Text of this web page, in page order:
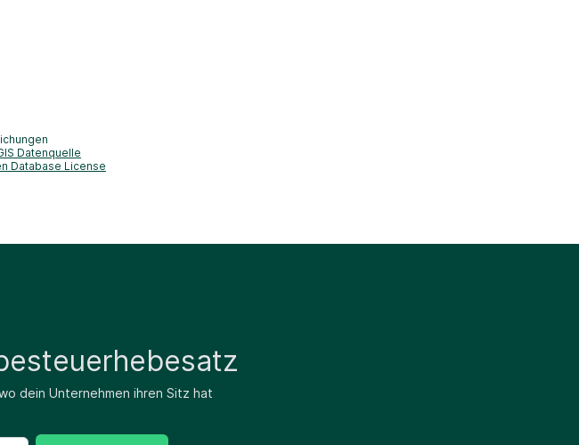
Datenquelle
Database License
dein Unternehmen ihren Sitz hat